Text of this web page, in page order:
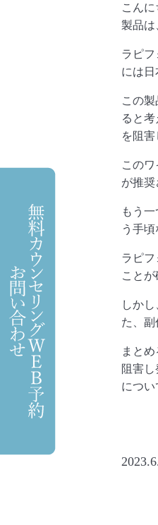
こんに
製品は
ラピフ
には日
この製
ると考
を阻害
このワ
が推奨
もう
う手
ラピフ
ことが
しかし
た、 副
まとめ
阻害し
につい